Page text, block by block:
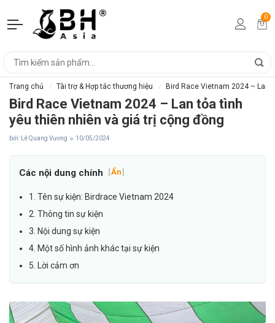
0
Trang chủ Tài trợ & Hợp tác thương hiệu Bird Race Vietnam 2024 – Lan
Bird Race Vietnam 2024 – Lan tỏa tình
yêu thiên nhiên và giá trị cộng đồng
bởi: Lê Quang Vương 10/05/2024
Các nội dung chính [Ẩn]
1. Tên sự kiện: Birdrace Vietnam 2024
2. Thông tin sự kiện
3. Nội dung sự kiện
4. Một số hình ảnh khác tại sự kiện
5. Lời cảm ơn